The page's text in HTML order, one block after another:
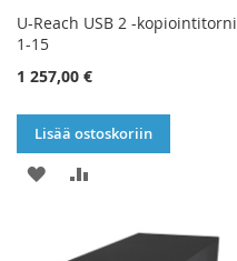
U-Reach USB 2 -kopiointitorni
1-15
1 257,00 €
Lisää ostoskoriin
LISÄÄ